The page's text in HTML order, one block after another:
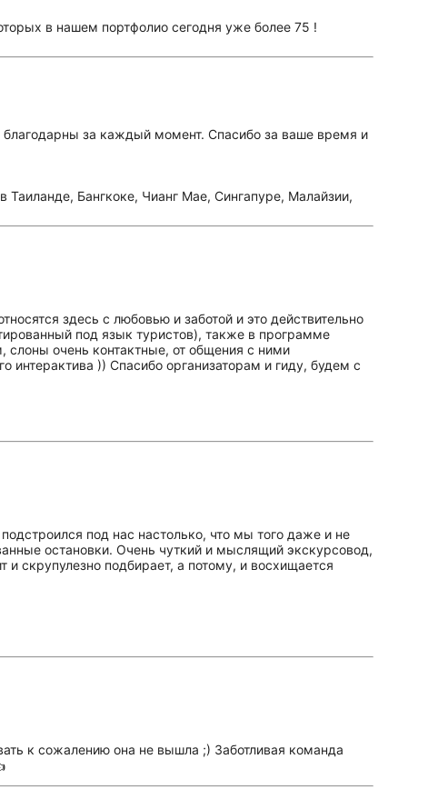
в нашем портфолио сегодня уже более 75 !
за каждый момент. Спасибо за ваше время и
Бангкоке, Чианг Мае, Сингапуре, Малайзии,
здесь с любовью и заботой и это действительно
под язык туристов), также в программе
слоны очень контактные, от общения с ними
интерактива )) Спасибо организаторам и гиду, будем с
под нас настолько, что мы того даже и не
остановки. Очень чуткий и мыслящий экскурсовод,
скрупулезно подбирает, а потому, и восхищается
к сожалению она не вышла ;) Заботливая команда